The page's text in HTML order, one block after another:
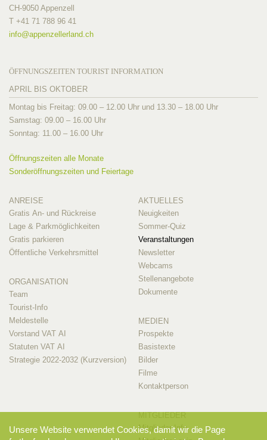
CH-9050 Appenzell
T +41 71 788 96 41
info@appenzellerland.ch
ÖFFNUNGSZEITEN TOURIST INFORMATION
APRIL BIS OKTOBER
Montag bis Freitag: 09.00 – 12.00 Uhr und 13.30 – 18.00 Uhr
Samstag: 09.00 – 16.00 Uhr
Sonntag: 11.00 – 16.00 Uhr
Öffnungszeiten alle Monate
Sonderöffnungszeiten und Feiertage
ANREISE
Gratis An- und Rückreise
Lage & Parkmöglichkeiten
Gratis parkieren
Öffentliche Verkehrsmittel
ORGANISATION
Team
Tourist-Info
Meldestelle
Vorstand VAT AI
Statuten VAT AI
Strategie 2022-2032 (Kurzversion)
AKTUELLES
Neuigkeiten
Sommer-Quiz
Veranstaltungen
Newsletter
Webcams
Stellenangebote
Dokumente
MEDIEN
Prospekte
Basistexte
Bilder
Filme
Kontaktperson
Mitglieder-Info
Unsere Website verwendet Cookies, damit wir die Page